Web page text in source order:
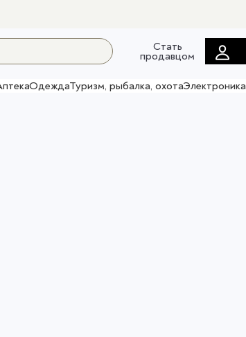
Стать
продавцом
ОдеждаТуризм, рыбалка, охотаЭлектроника